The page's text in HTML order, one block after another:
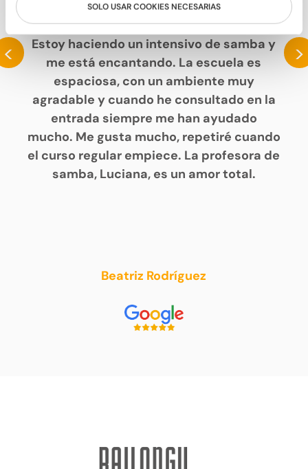
SOLO USAR COOKIES NECESARIAS
HABLAN DE NOSOTROS
<
Estoy haciendo un intensivo de samba y
me está encantando. La escuela es
espaciosa, con un ambiente muy
agradable y cuando he consultado en la
entrada siempre me han ayudado
mucho. Me gusta mucho, repetiré cuando
el curso regular empiece. La profesora de
samba, Luciana, es un amor total.
Beatriz Rodríguez
>